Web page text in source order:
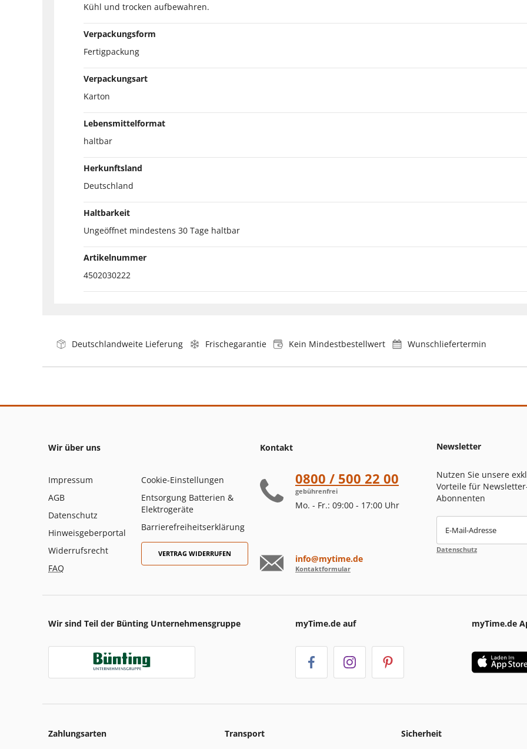
Kühl und trocken aufbewahren.
Verpackungsform
Fertigpackung
Verpackungsart
Karton
Lebensmittelformat
haltbar
Herkunftsland
Deutschland
Haltbarkeit
Ungeöffnet mindestens 30 Tage haltbar
Artikelnummer
4502030222
Deutschlandweite Lieferung Frischegarantie Kein Mindestbestellwert Wunschliefertermin
Wir über uns
Impressum
AGB
Datenschutz
Hinweisgeberportal
Widerrufsrecht
FAQ
Cookie-Einstellungen
Entsorgung Batterien &
Elektrogeräte
Barrierefreiheitserklärung
VERTRAG WIDERRUFEN
Kontakt
0800 / 500 22 00
gebührenfrei
Mo. - Fr.: 09:00 - 17:00 Uhr
info@mytime.de
Kontaktformular
Newsletter
Nutzen Sie unsere
Vorteile für
Abonnenten
E-Mail-Adresse
Datenschutz
Wir sind Teil der Bünting Unternehmensgruppe myTime.de auf myTime.de
Zahlungsarten Transport Sicherheit